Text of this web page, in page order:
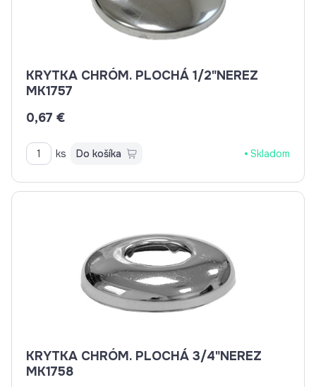
KRYTKA CHRÓM. PLOCHÁ 1/2"NEREZ
MK1757
0,67 €
ks Do košíka Skladom
KRYTKA CHRÓM. PLOCHÁ 3/4"NEREZ
MK1758